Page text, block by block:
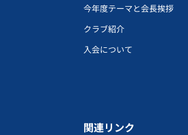
今年度テーマと会長挨拶
クラブ紹介
入会について
関連リンク